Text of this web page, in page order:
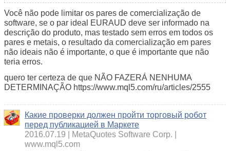
Você não pode limitar os pares de comercialização de
software, se o par ideal EURAUD deve ser informado na
descrição do produto, mas testado sem erros em todos os
pares e metais, o resultado da comercialização em pares
não ideais não é importante, o que é importante que não
teria erros.
quero ter certeza de que NÃO FAZERÁ NENHUMA
DETERMINAÇÃO https://www.mql5.com/ru/articles/2555
Какие проверки должен пройти торговый робот
перед публикацией в Маркете
2016.07.19
MetaQuotes Software Corp.
www.mql5.com